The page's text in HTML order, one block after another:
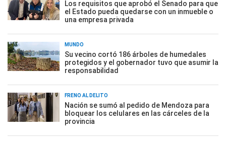
Los requisitos que aprobó el Senado para que
el Estado pueda quedarse con un inmueble o
una empresa privada
MUNDO
Su vecino cortó 186 árboles de humedales
protegidos y el gobernador tuvo que asumir la
responsabilidad
FRENO AL DELITO
Nación se sumó al pedido de Mendoza para
bloquear los celulares en las cárceles de la
provincia